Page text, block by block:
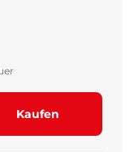
Kaufen